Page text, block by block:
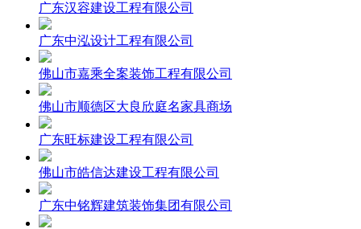
广东汉容建设工程有限公司
广东中泓设计工程有限公司
佛山市嘉乘全案装饰工程有限公司
佛山市顺德区大良欣庭名家具商场
广东旺标建设工程有限公司
佛山市皓信达建设工程有限公司
广东中铭辉建筑装饰集团有限公司